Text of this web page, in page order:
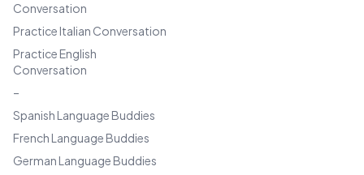
Conversation
Practice Italian Conversation
Practice English
Conversation
–
Spanish Language Buddies
French Language Buddies
German Language Buddies